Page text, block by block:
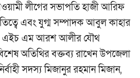
লীগের সভাপতি হাজী আরিফ
এবং যুগ্ম সম্পাদক আবুল কাহার
এইচ এম আরশ আলীর যৌথ
অতিথির বক্তব্য রাখেন উপজেলা
সদস্য মিজানুর রহমান মিজান,